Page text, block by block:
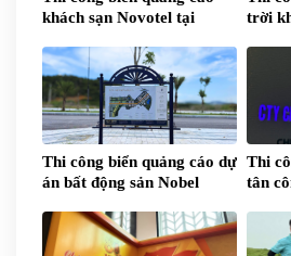
khách sạn Novotel tại
trời
Thi công biển quảng cáo dự
án bất động sản Nobel
Ninh
Thi
tân